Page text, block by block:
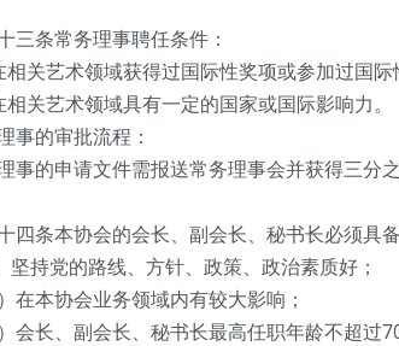
条常务理事聘任条件：
艺术领域获得过国际性奖项或参加过国际
艺术领域具有一定的国家或国际影响力。
的审批流程：
的申请文件需报送常务理事会并获得三分之
条本协会的会长、副会长、秘书长必须具备
持党的路线、方针、政策、政治素质好；
本协会业务领域内有较大影响；
长、副会长、秘书长最高任职年龄不超过70